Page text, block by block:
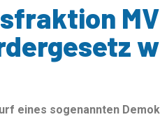
eines sogenannten